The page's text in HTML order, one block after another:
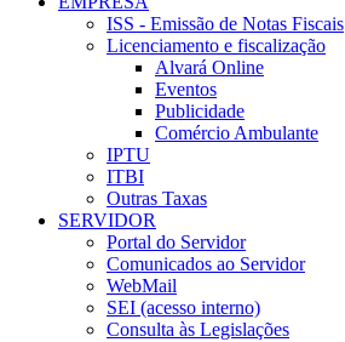
ISS - Emissão de Notas Fiscais
Licenciamento e fiscalização
Alvará Online
Eventos
Publicidade
Comércio Ambulante
IPTU
ITBI
Outras Taxas
SERVIDOR
Portal do Servidor
Comunicados ao Servidor
WebMail
SEI (acesso interno)
Consulta às Legislações